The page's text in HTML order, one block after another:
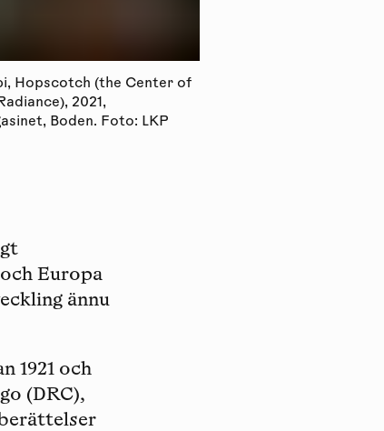
Hopscotch (the Center of
2021,
Boden. Foto: LKP
Europa
ännu
1921 och
(DRC),